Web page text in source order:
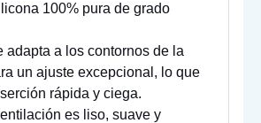
100% pura de grado
adapta a los contornos de la
un ajuste excepcional, lo que
rápida y ciega.
es liso, suave y